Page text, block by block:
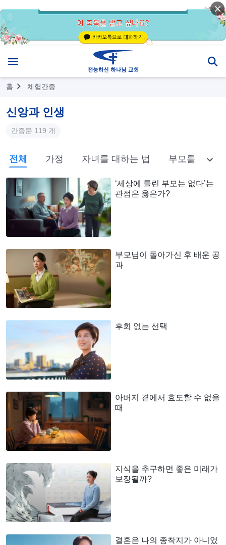
홈 체험간증
신앙과 인생
간증문 119 개
전체 가정 자녀를 대하는 법 부모를 대하
‘세상에 틀린 부모는 없다’는
관점은 옳은가?
부모님이 돌아가신 후 배운 공
과
후회 없는 선택
아버지 곁에서 효도할 수 없을
때
지식을 추구하면 좋은 미래가
보장될까?
결혼은 나의 종착지가 아니었